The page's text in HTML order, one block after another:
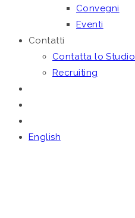
Convegni
Eventi
Contatti
Contatta lo Studio
Recruiting
English